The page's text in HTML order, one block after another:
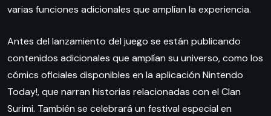
varias funciones adicionales que amplían la experiencia.
Antes del lanzamiento del juego se están publicando
contenidos adicionales que amplían su universo, como los
cómics oficiales disponibles en la aplicación Nintendo
Today!, que narran historias relacionadas con el Clan
Surimi. También se celebrará un festival especial en